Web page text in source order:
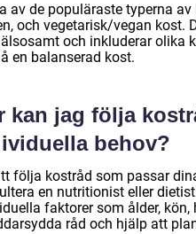
av de populäraste typerna
och vegetarisk/vegan kost.
och inkluderar olika
en balanserad kost.
kan jag följa
behov?
följa kostråd som passar
en nutritionist eller
faktorer som ålder,
råd och hjälp att